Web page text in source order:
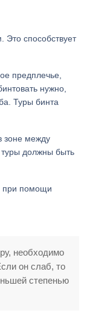
Это способствует
предплечье,
нужно,
Туры бинта
зоне между
должны быть
при помощи
необходимо
он слаб, то
степенью